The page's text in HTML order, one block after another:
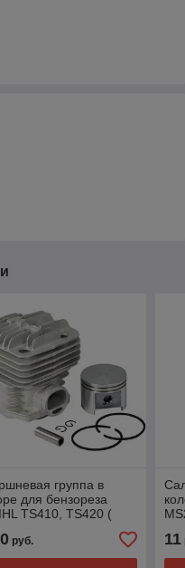
группа в
для бензореза
TS410, TS420 (
руб. 11